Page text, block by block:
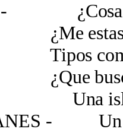
-
tu me
- Una
- Un